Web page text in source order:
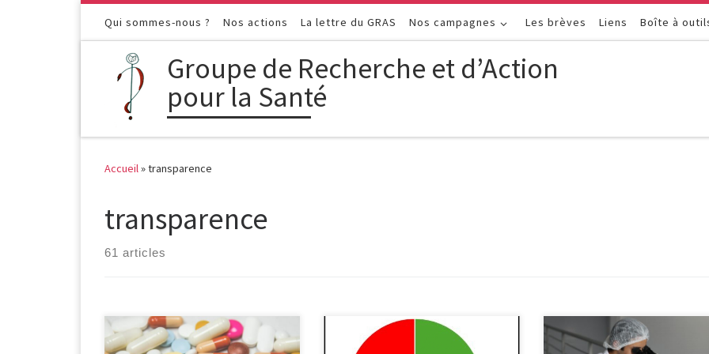
Passer au contenuQui sommes-nous ? Nos actions La lettre du GRAS Nos campagnes Les brèves Liens Boîte à
Groupe de Recherche et d’Action
pour la Santé
Accueil»transparence
transparence
61 articles
Une étude récente de plusieurs
Près de la moitié des résultats des
Améliorer la recherche clinique sur